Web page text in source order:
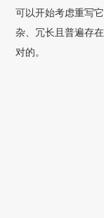
可以开始考虑重写
杂、冗长且普遍存
对的。